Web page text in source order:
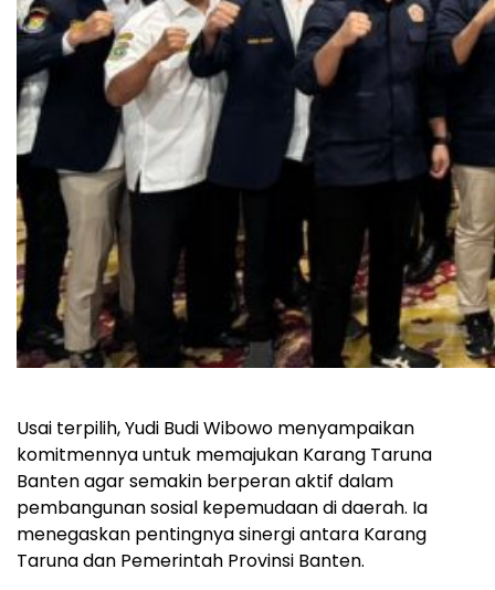
Usai terpilih, Yudi Budi Wibowo menyampaikan
komitmennya untuk memajukan Karang Taruna
Banten agar semakin berperan aktif dalam
pembangunan sosial kepemudaan di daerah. Ia
menegaskan pentingnya sinergi antara Karang
Taruna dan Pemerintah Provinsi Banten.